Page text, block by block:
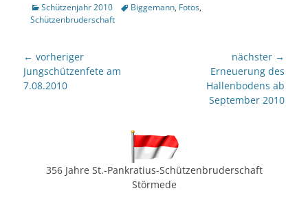
Kategorien
Schützenjahr 2010 TagsBiggemann, Fotos,
Schützenbruderschaft
Beitragsnavigation
← vorheriger
Vorheriger
Beitrag:
Jungschützenfete am
7.08.2010
nächster →
Erneuerung des
Hallenbodens ab
September 2010
356 Jahre St.-Pankratius-Schützenbruderschaft
Störmede